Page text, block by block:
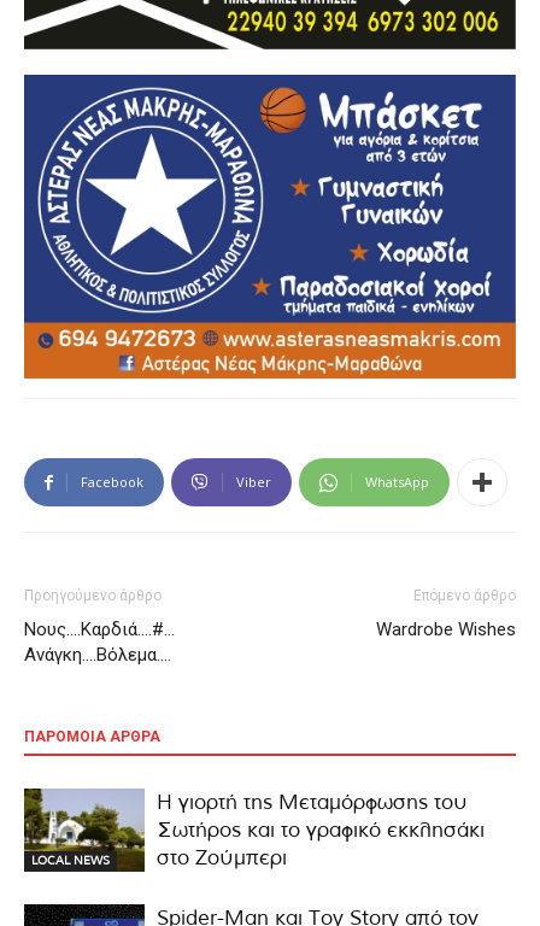
Facebook Viber WhatsApp
Προηγούμενο άρθρο
Νους….Καρδιά….#…
Ανάγκη….Βόλεμα….
Επόμενο άρθρο
Wardrobe Wishes
ΠΑΡΟΜΟΙΑ ΑΡΘΡΑ
LOCAL NEWS
Η γιορτή της Μεταμόρφωσης του
Σωτήρος και το γραφικό εκκλησάκι
στο Ζούμπερι
Spider-Man και Toy Story από τον